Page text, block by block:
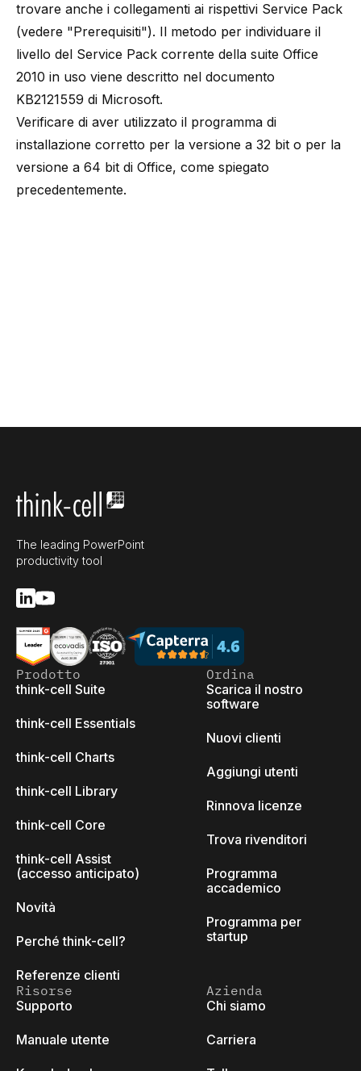
trovare anche i collegamenti ai rispettivi Service Pack
(vedere "Prerequisiti"). Il metodo per individuare il
livello del Service Pack corrente della suite Office
2010 in uso viene descritto nel documento
KB2121559 di Microsoft.
Verificare di aver utilizzato il programma di
installazione corretto per la versione a 32 bit o per la
versione a 64 bit di Office, come spiegato
precedentemente.
The leading PowerPoint
productivity tool
Prodotto
think-cell Suite
think-cell Essentials
think-cell Charts
think-cell Library
think-cell Core
think-cell Assist
(accesso anticipato)
Novità
Perché think-cell?
Referenze clienti
Ordina
Scarica il nostro
software
Nuovi clienti
Aggiungi utenti
Rinnova licenze
Trova rivenditori
Programma
accademico
Programma per
startup
Risorse
Supporto
Manuale utente
Azienda
Chi siamo
Carriera